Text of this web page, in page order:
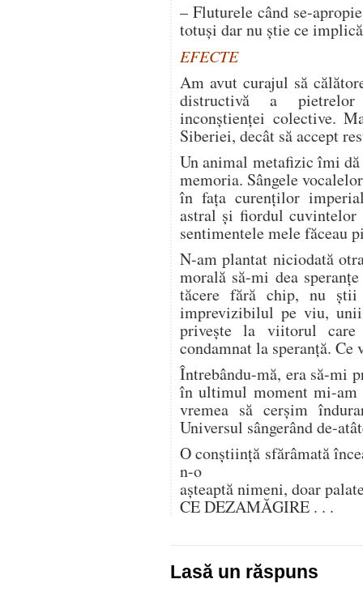
– Fluturele când se-
totuşi dar nu ştie ce
EFECTE
Am avut curajul să
distructivă a
inconştienţei colective.
Siberiei, decât să accept
Un animal metafizic îmi
memoria. Sângele
în faţa curenţilor
astral şi fiordul cuvintelor
sentimentele mele făceau
N-am plantat niciodată
morală să-mi dea
tăcere fără chip, nu ştii
imprevizibilul pe viu,
priveşte la viitorul
condamnat la speranţă. Ce
Întrebându-mă, era să-mi
în ultimul moment mi-am
vremea să cerşim
Universul sângerând de-
O conştiinţă sfărâmată
n-o
aşteaptă nimeni, doar
CE DEZAMĂGIRE . . .
Lasă un răspuns